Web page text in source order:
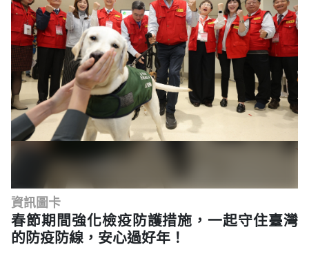
資訊圖卡
春節期間強化檢疫防護措施，一起守住臺灣
的防疫防線，安心過好年！